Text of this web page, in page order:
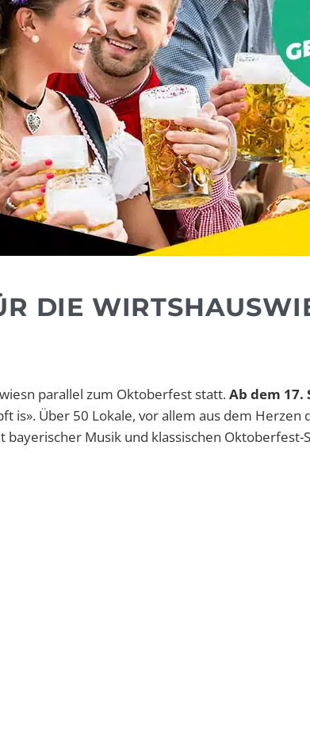
DIE
parallel zum Oktoberfest statt.Ab dem 17.
is». Über 50 Lokale, vor allem aus dem
Musik und klassischen